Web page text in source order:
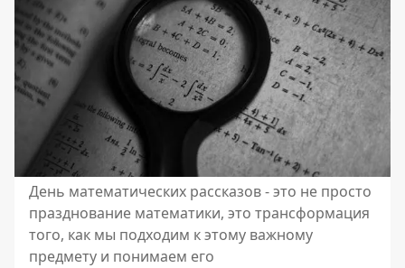
День математических рассказов - это не просто
празднование математики, это трансформация
того, как мы подходим к этому важному
предмету и понимаем его